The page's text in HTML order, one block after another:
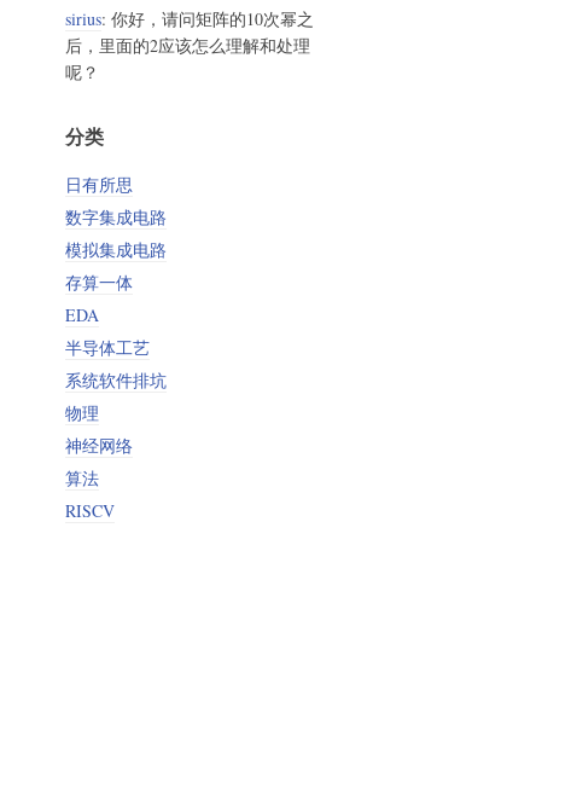
sirius: 你好，请问矩阵的10次幂之
后，里面的2应该怎么理解和处理
呢？
分类
日有所思
数字集成电路
模拟集成电路
存算一体
EDA
半导体工艺
系统软件排坑
物理
神经网络
算法
RISCV